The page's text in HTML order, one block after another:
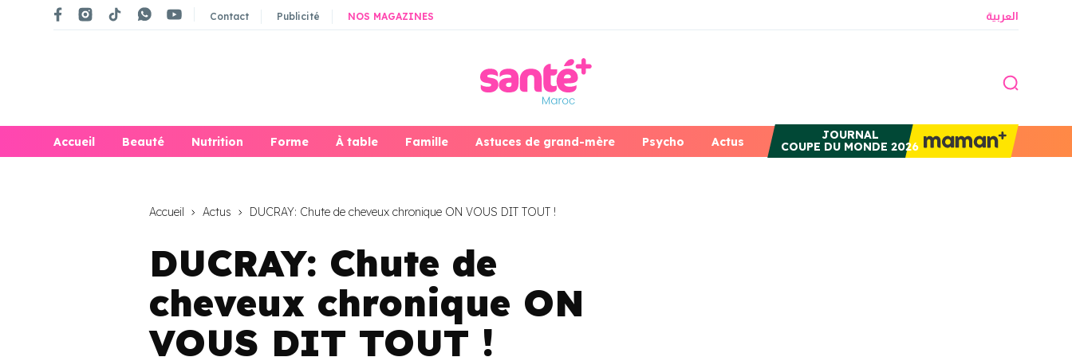
Contact Publicité NOS MAGAZINES العربية
Accueil Beauté Nutrition Forme À table Famille Astuces de grand-mère Psycho Actus
JOURNAL
COUPE DU MONDE 2026
Accueil Actus DUCRAY: Chute de cheveux chronique ON VOUS DIT TOUT !
DUCRAY: Chute de
cheveux chronique ON
VOUS DIT TOUT !